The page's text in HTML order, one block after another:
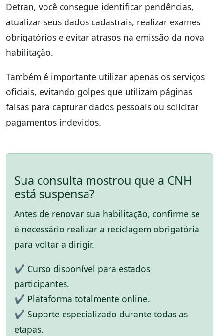
Detran, você consegue identificar pendências,
atualizar seus dados cadastrais, realizar exames
obrigatórios e evitar atrasos na emissão da nova
habilitação.
Também é importante utilizar apenas os serviços
oficiais, evitando golpes que utilizam páginas
falsas para capturar dados pessoais ou solicitar
pagamentos indevidos.
Sua consulta mostrou que a CNH
está suspensa?
Antes de renovar sua habilitação, confirme se
é necessário realizar a reciclagem obrigatória
para voltar a dirigir.
✔ Curso disponível para estados
participantes.
✔ Plataforma totalmente online.
✔ Suporte especializado durante todas as
etapas.